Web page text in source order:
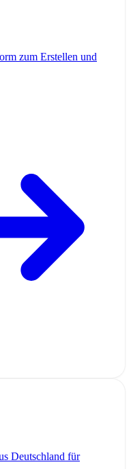
zum Erstellen und
Deutschland für